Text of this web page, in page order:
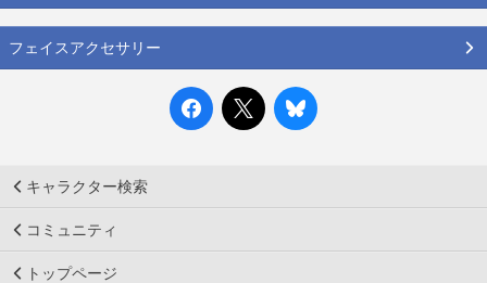
フェイスアクセサリー
キャラクター検索
コミュニティ
トップページ